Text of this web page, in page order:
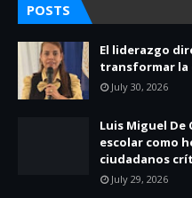
POSTS
El liderazgo
transformar la
July 30, 2026
Luis Miguel De
escolar como
ciudadanos
July 29, 2026